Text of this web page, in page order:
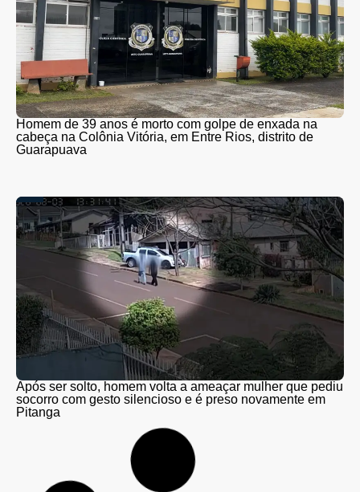
Homem de 39 anos é morto com golpe de enxada na
cabeça na Colônia Vitória, em Entre Rios, distrito de
Guarapuava
Após ser solto, homem volta a ameaçar mulher que pediu
socorro com gesto silencioso e é preso novamente em
Pitanga